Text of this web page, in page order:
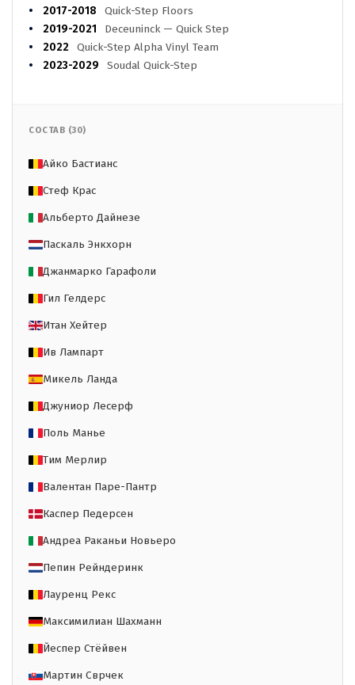
2017-2018
Quick-Step Floors
2019-2021
Deceuninck — Quick Step
2022 Quick-Step Alpha Vinyl Team
2023-2029
Soudal Quick-Step
СОСТАВ (30)
Айко Бастианс
Стеф Крас
Альберто Дайнезе
Паскаль Энкхорн
Джанмарко Гарафоли
Гил Гелдерс
Итан Хейтер
Ив Лампарт
Микель Ланда
Джуниор Лесерф
Поль Манье
Тим Мерлир
Валентан Паре-Пантр
Каспер Педерсен
Андреа Раканьи Новьеро
Пепин Рейндеринк
Лауренц Рекс
Максимилиан Шахманн
Йеспер Стёйвен
Мартин Сврчек